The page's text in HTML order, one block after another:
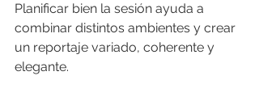
Planificar bien la sesión ayuda a
combinar distintos ambientes y crear
un reportaje variado, coherente y
elegante.